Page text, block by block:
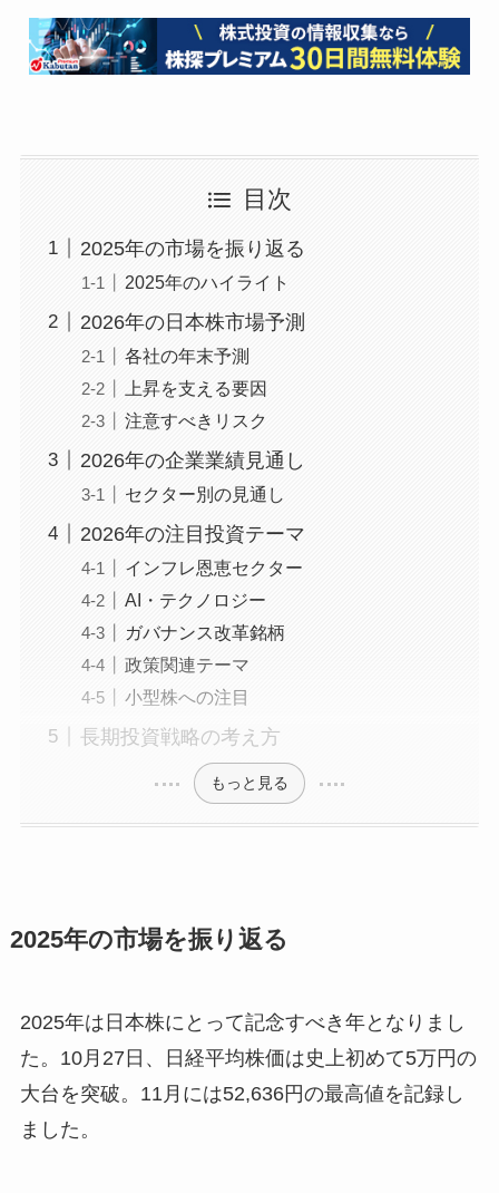
目次
2025年の市場を振り返る
2025年のハイライト
2026年の日本株市場予測
各社の年末予測
上昇を支える要因
注意すべきリスク
2026年の企業業績見通し
セクター別の見通し
2026年の注目投資テーマ
インフレ恩恵セクター
AI・テクノロジー
ガバナンス改革銘柄
政策関連テーマ
小型株への注目
長期投資戦略の考え方
もっと見る
2025年の市場を振り返る
2025年は日本株にとって記念すべき年となりまし
た。10月27日、日経平均株価は史上初めて5万円の
大台を突破。11月には52,636円の最高値を記録し
ました。